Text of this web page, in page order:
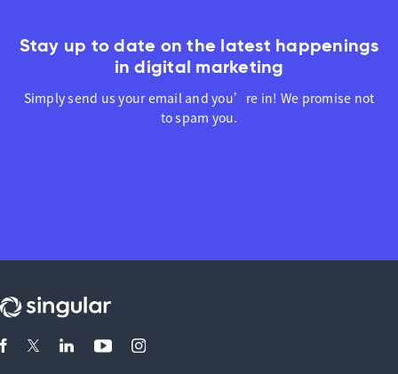
Stay up to date on the latest happenings
in digital marketing
Simply send us your email and you’re in! We promise not
to spam you.